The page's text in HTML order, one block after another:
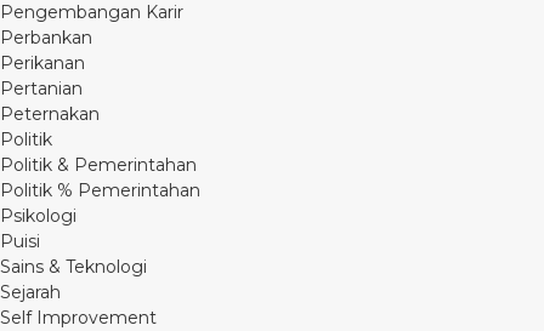
Pengembangan Karir
Perbankan
Perikanan
Pertanian
Peternakan
Politik
Politik & Pemerintahan
Politik % Pemerintahan
Psikologi
Puisi
Sains & Teknologi
Sejarah
Self Improvement